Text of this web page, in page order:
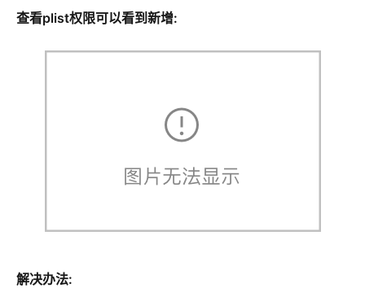
查看plist权限可以看到新增:
解决办法: